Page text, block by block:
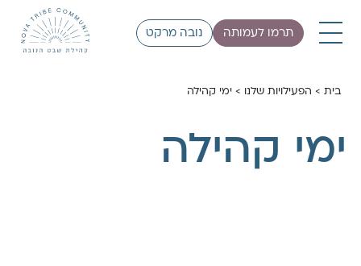
תרמו לעמותה נובה מרקט
בית> הפעילויות שלנו > ימי קהילה
ימי קהילה